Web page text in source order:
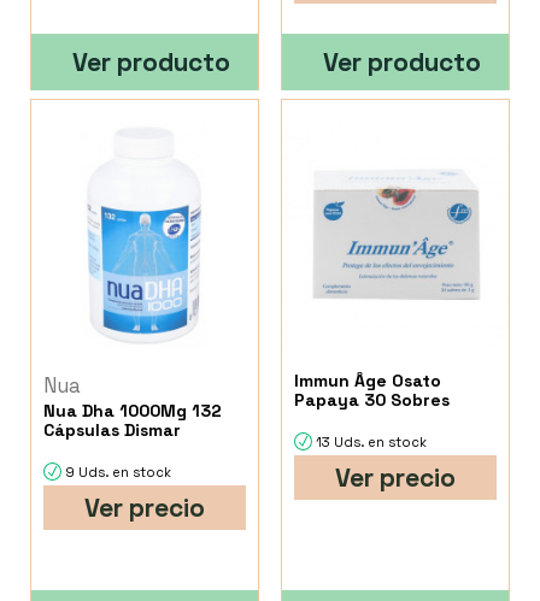
Ver producto Ver producto
Nua
Nua Dha 1000Mg 132
Cápsulas Dismar
9 Uds. en stock
Ver precio
Immun Âge Osato
Papaya 30 Sobres
13 Uds. en stock
Ver precio